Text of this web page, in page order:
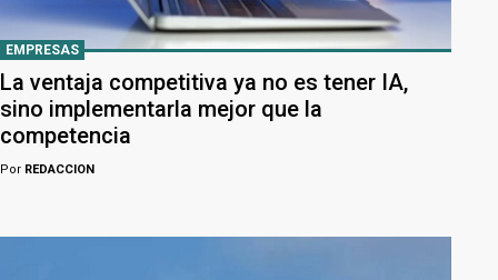
EMPRESAS
La ventaja competitiva ya no es tener IA,
sino implementarla mejor que la
competencia
Por REDACCION